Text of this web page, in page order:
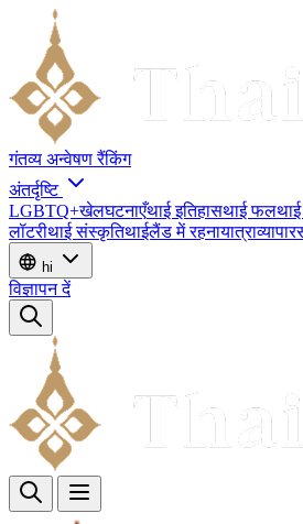
गंतव्य अन्वेषण रैंकिंग
अंतर्दृष्टि
LGBTQ+खेलघटनाएँथाई इतिहासथाई फल
लॉटरीथाई संस्कृतिथाईलैंड में रहनायात्राव्यापार
hi
विज्ञापन दें